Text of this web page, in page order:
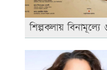
শিল্পকলায় বিনামূল্যে